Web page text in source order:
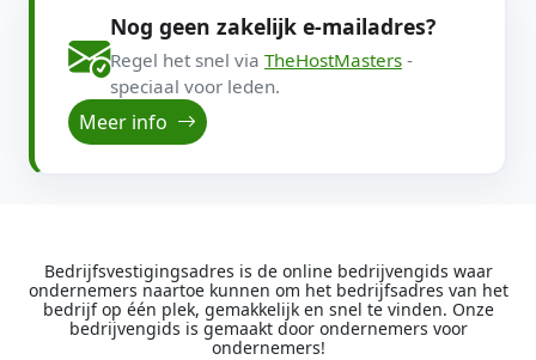
Nog geen zakelijk e-mailadres?
Regel het snel via TheHostMasters -
speciaal voor leden.
Meer info
Bedrijfsvestigingsadres is de online bedrijvengids waar
ondernemers naartoe kunnen om het bedrijfsadres van het
bedrijf op één plek, gemakkelijk en snel te vinden. Onze
bedrijvengids is gemaakt door ondernemers voor
ondernemers!